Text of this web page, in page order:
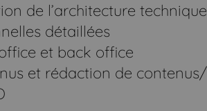
de l’architecture technique
détaillées
et back office
et rédaction de contenus